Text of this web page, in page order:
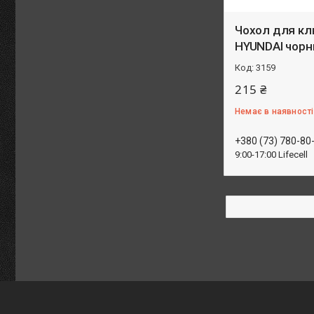
Чохол для
HYUNDAI
3159
215 ₴
Немає в наявності
+380 (73) 780-
9:00-17:00 Lifecell